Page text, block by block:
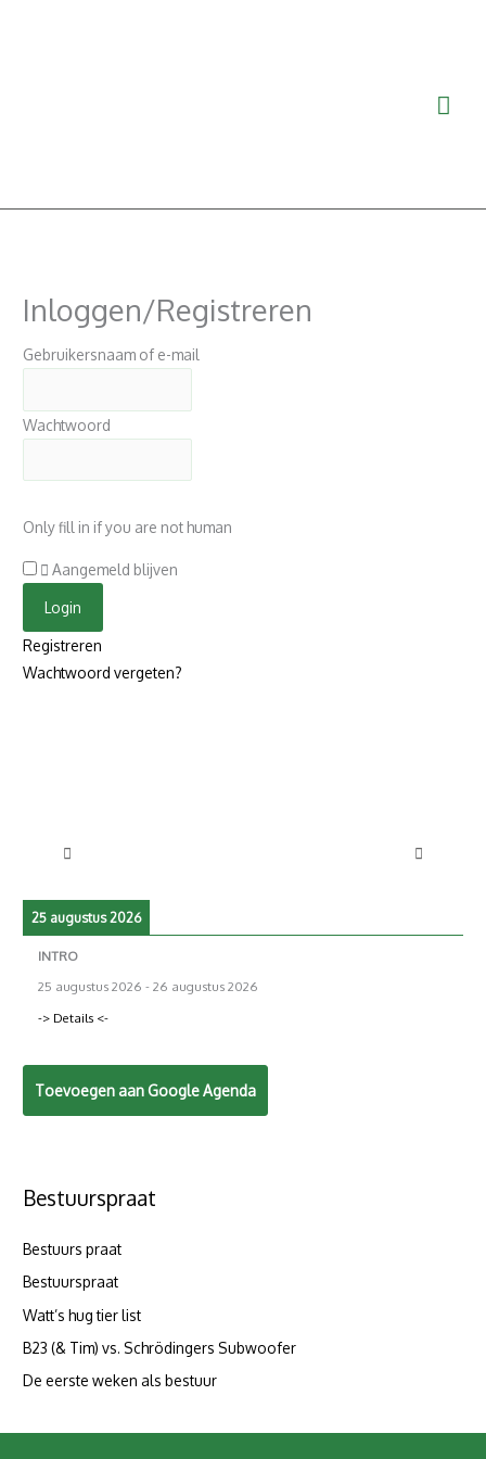
Inloggen/Registreren
Gebruikersnaam of e-mail
Wachtwoord
Only fill in if you are not human
Aangemeld blijven
Registreren
Wachtwoord vergeten?
25 augustus 2026
INTRO
25 augustus 2026 -26 augustus 2026
-> Details <-
Toevoegen aan Google Agenda
Bestuurspraat
Bestuurs praat
Bestuurspraat
Watt’s hug tier list
B23 (& Tim) vs. Schrödingers Subwoofer
De eerste weken als bestuur